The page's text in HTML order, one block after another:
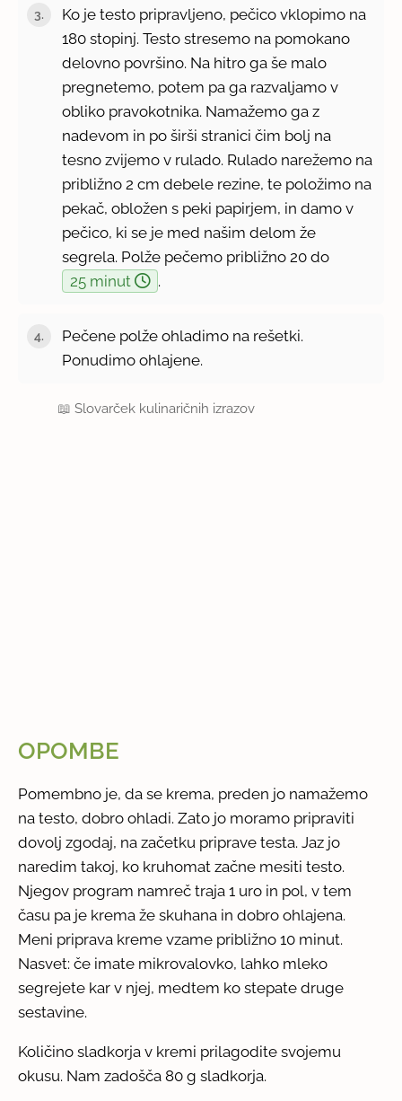
Ko je testo pripravljeno, pečico vklopimo na
180 stopinj. Testo stresemo na pomokano
delovno površino. Na hitro ga še malo
pregnetemo, potem pa ga razvaljamo v
obliko pravokotnika. Namažemo ga z
nadevom in po širši stranici čim bolj na
tesno zvijemo v rulado. Rulado narežemo na
približno 2 cm debele rezine, te položimo na
pekač, obložen s peki papirjem, in damo v
pečico, ki se je med našim delom že
segrela. Polže pečemo približno 20 do
25 minut
.
Pečene polže ohladimo na rešetki.
Ponudimo ohlajene.
📖Slovarček kulinaričnih izrazov
OPOMBE
Pomembno je, da se krema, preden jo namažemo
na testo, dobro ohladi. Zato jo moramo pripraviti
dovolj zgodaj, na začetku priprave testa. Jaz jo
naredim takoj, ko kruhomat začne mesiti testo.
Njegov program namreč traja 1 uro in pol, v tem
času pa je krema že skuhana in dobro ohlajena.
Meni priprava kreme vzame približno 10 minut.
Nasvet: če imate mikrovalovko, lahko mleko
segrejete kar v njej, medtem ko stepate druge
sestavine.
Količino sladkorja v kremi prilagodite svojemu
okusu. Nam zadošča 80 g sladkorja.